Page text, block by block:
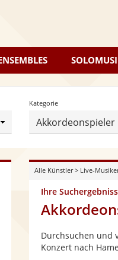
Ort
Events
festlegen
Kategorie
Akkordeonspieler
Alle Künstler> Live-
Ihre
Durchsuchen und
Konzert nach